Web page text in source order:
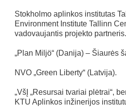
Stokholmo aplinkos institutas
Environment Institute Tallinn
vadovaujantis projekto partneris.
„Plan Miljö“ (Danija) – Šiaurės
NVO „Green Liberty“ (Latvija).
„VšĮ „Resursai tvariai plėtrai“,
KTU Aplinkos inžinerijos